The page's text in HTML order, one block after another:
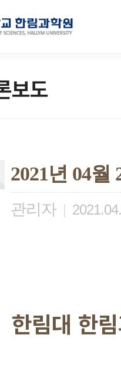
보도
2021년 04
관리자 |
한림대 한